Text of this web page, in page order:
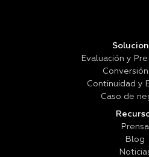
Evaluación y
Continuidad y
Caso de
Prensa
Blog